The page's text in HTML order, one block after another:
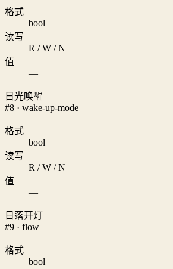
格式
bool
读写
R / W / N
值
—
日光唤醒
#8 · wake-up-mode
格式
bool
读写
R / W / N
值
—
日落开灯
#9 · flow
格式
bool